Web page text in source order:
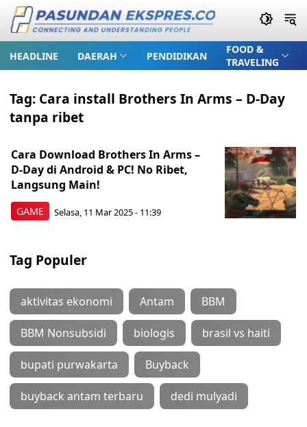
HEADLINE DAERAH PENDIDIKAN
FOOD &
TRAVELING
Tag: Cara install Brothers In Arms – D-Day
tanpa ribet
GAME
Cara Download Brothers In Arms –
D-Day di Android & PC! No Ribet,
Langsung Main!
Selasa, 11 Mar 2025 - 11:39
Tag Populer
aktivitas ekonomi Antam BBM
BBM Nonsubsidi biologis brasil vs haiti
bupati purwakarta Buyback
buyback antam terbaru dedi mulyadi